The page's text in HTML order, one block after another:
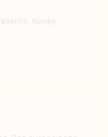
Honky-